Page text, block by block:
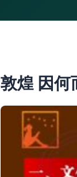
敦煌 因